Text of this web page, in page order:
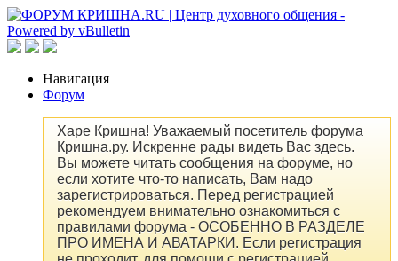
Навигация
Форум
Харе Кришна! Уважаемый посетитель форума
Кришна.ру. Искренне рады видеть Вас здесь.
Вы можете читать сообщения на форуме, но
если хотите что-то написать, Вам надо
зарегистрироваться. Перед регистрацией
рекомендуем внимательно ознакомиться с
правилами форума - ОСОБЕННО В РАЗДЕЛЕ
ПРО ИМЕНА И АВАТАРКИ. Если регистрация